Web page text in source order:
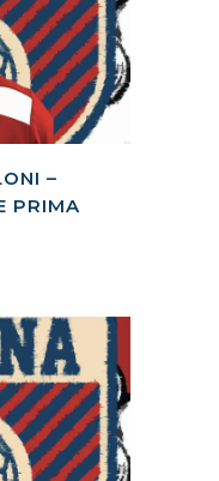
–
PRIMA